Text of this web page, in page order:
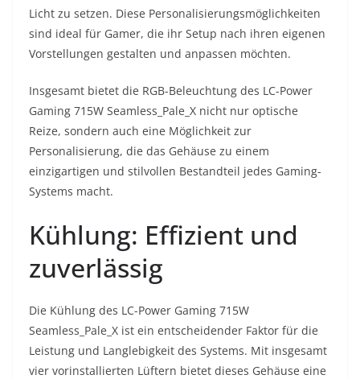
Licht zu setzen. Diese Personalisierungsmöglichkeiten
sind ideal für Gamer, die ihr Setup nach ihren eigenen
Vorstellungen gestalten und anpassen möchten.
Insgesamt bietet die RGB-Beleuchtung des LC-Power
Gaming 715W Seamless_Pale_X nicht nur optische
Reize, sondern auch eine Möglichkeit zur
Personalisierung, die das Gehäuse zu einem
einzigartigen und stilvollen Bestandteil jedes Gaming-
Systems macht.
Kühlung: Effizient und
zuverlässig
Die Kühlung des LC-Power Gaming 715W
Seamless_Pale_X ist ein entscheidender Faktor für die
Leistung und Langlebigkeit des Systems. Mit insgesamt
vier vorinstallierten Lüftern bietet dieses Gehäuse eine